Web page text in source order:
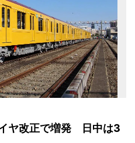
ヤ改正で増発 日中は3